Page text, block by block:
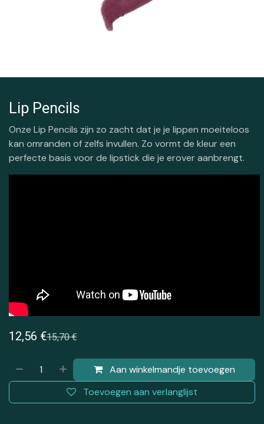
Lip Pencils
Onze Lip Pencils zijn zo zacht dat je je lippen moeiteloos
kan omranden of zelfs invullen. Zo vormt de kleur een
perfecte basis voor de lipstick die je erover aanbrengt.
12,56 €15,70€
Aan winkelmandje toevoegen
Toevoegen aan verlanglijst